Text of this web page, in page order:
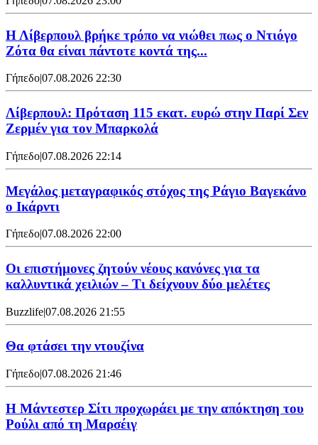
Η Λίβερπουλ βρήκε τρόπο να νιώθει πως ο Ντιόγο
Ζότα θα είναι πάντοτε κοντά της...
Γήπεδο|07.08.2026 22:30
Λίβερπουλ: Πρόταση 115 εκατ. ευρώ στην Παρί Σεν
Ζερμέν για τον Μπαρκολά
Γήπεδο|07.08.2026 22:14
Μεγάλος μεταγραφικός στόχος της Ράγιο Βαγεκάνο
ο Ικάρντι
Γήπεδο|07.08.2026 22:00
Οι επιστήμονες ζητούν νέους κανόνες για τα
καλλυντικά χειλιών – Τι δείχνουν δύο μελέτες
Buzzlife|07.08.2026 21:55
Θα φτάσει την ντουζίνα
Γήπεδο|07.08.2026 21:46
Η Μάντεστερ Σίτι προχωράει με την απόκτηση του
Ρούλι από τη Μαρσέιγ